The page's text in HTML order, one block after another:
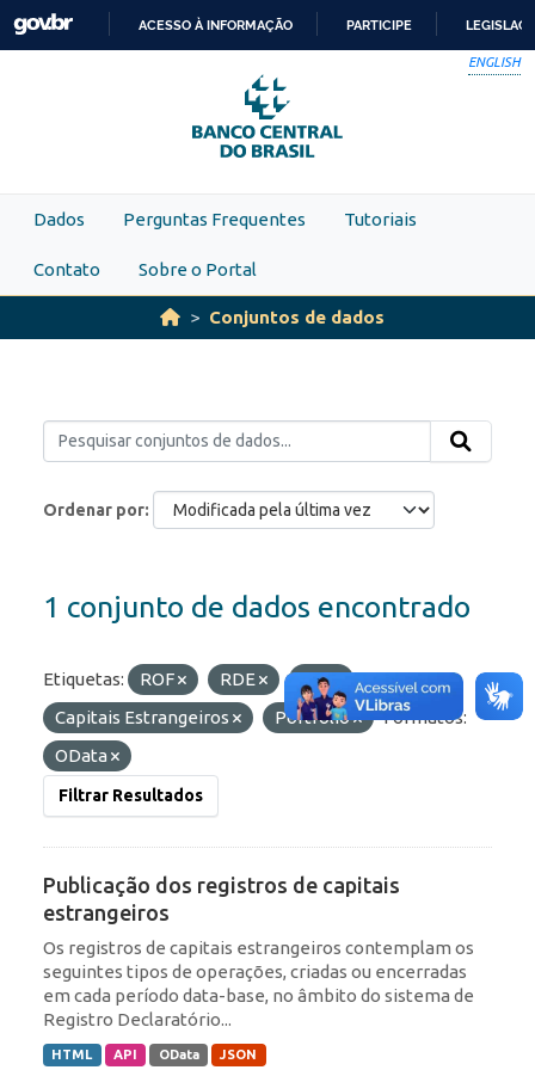
Skip to main content
PARA
O
CONTEÚDO
ACESSO À INFORMAÇÃO PARTICIPE
ENGLISH
Dados Perguntas Frequentes Tutoriais
Contato Sobre o Portal
Conjuntos de dados
Ordenar por
1 conjunto de dados encontrado
Etiquetas: ROF RDE
IED
Capitais Estrangeiros
Portfólio
Formatos:
OData
Filtrar Resultados
Publicação dos registros de capitais
estrangeiros
Os registros de capitais estrangeiros contemplam os
seguintes tipos de operações, criadas ou encerradas
em cada período data-base, no âmbito do sistema de
Registro Declaratório...
HTML API OData JSON